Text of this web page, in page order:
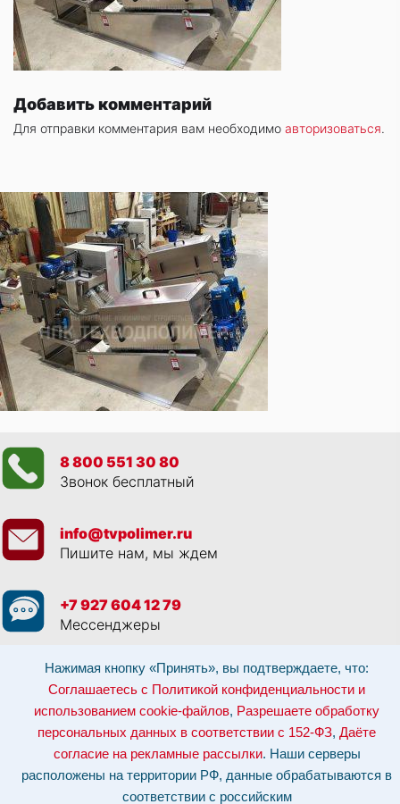
Нажимая кнопку «Принять», вы подтверждаете, что:
Соглашаетесь с Политикой конфиденциальности и
использованием cookie-файлов, Разрешаете обработку
персональных данных в соответствии с 152-ФЗ, Даёте
согласие на рекламные рассылки. Наши серверы
расположены на территории РФ, данные обрабатываются в
соответствии с российским
Добавить комментарий
Для отправки комментария вам необходимо авторизоваться.
8 800 551 30 80
Звонок бесплатный
info@tvpolimer.ru
Пишите нам, мы ждем
+7 927 604 12 79
Мессенджеры
Просматривая данный веб сайт, и обращаясь к нам, вы:Соглашаетесь с
Политикой конфиденциальности и использованием cookie-файлов,
Разрешаете обработку персональных данных в соответствии с 152-ФЗ
Даёте согласие на рекламные рассылки.
Отозвать согласие на обработку персональных данных: по эл-почте:
info@tvpolimer.ru| по телефону8 800 551 30 80
Наши серверы расположены на территории РФ, данные обрабатываются в
соответствии с российским законодательством.Информация о сервере и